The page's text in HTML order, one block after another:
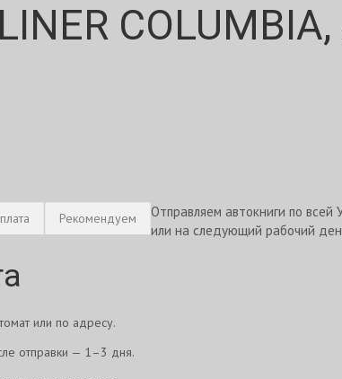
Рекомендуем
Отправляем автокниги по
или на следующий рабочий
или по адресу.
отправки — 1–3 дня.